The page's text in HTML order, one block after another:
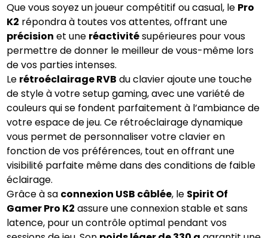
Que vous soyez un joueur compétitif ou casual, le Pro
K2 répondra à toutes vos attentes, offrant une
précision et une réactivitésupérieures pour vous
permettre de donner le meilleur de vous-même lors
de vos parties intenses.
Le rétroéclairage RVB du clavier ajoute une touche
de style à votre setup gaming, avec une variété de
couleurs qui se fondent parfaitement à l’ambiance de
votre espace de jeu. Ce rétroéclairage dynamique
vous permet de personnaliser votre clavier en
fonction de vos préférences, tout en offrant une
visibilité parfaite même dans des conditions de faible
éclairage.
Grâce à sa connexion USB câblée, le Spirit Of
Gamer Pro K2 assure une connexion stable et sans
latence, pour un contrôle optimal pendant vos